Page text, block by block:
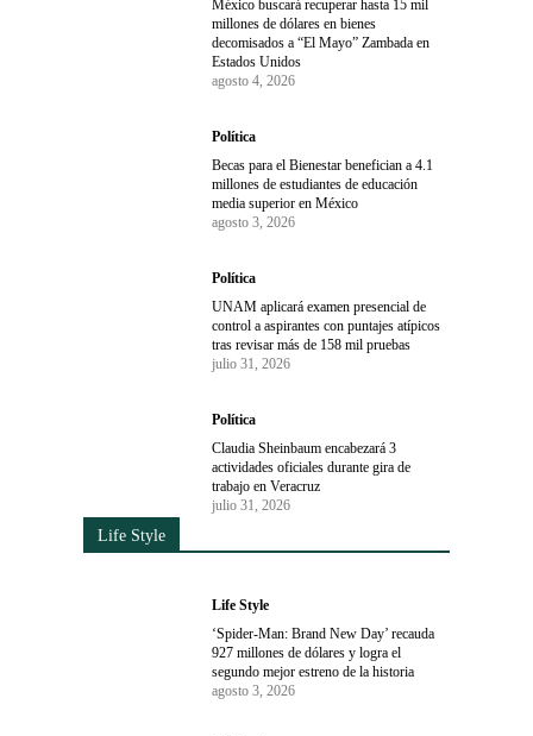
México buscará recuperar hasta 15 mil
millones de dólares en bienes
decomisados a “El Mayo” Zambada en
Estados Unidos
agosto 4, 2026
Política
Becas para el Bienestar benefician a 4.1
millones de estudiantes de educación
media superior en México
agosto 3, 2026
Política
UNAM aplicará examen presencial de
control a aspirantes con puntajes atípicos
tras revisar más de 158 mil pruebas
julio 31, 2026
Política
Claudia Sheinbaum encabezará 3
actividades oficiales durante gira de
trabajo en Veracruz
julio 31, 2026
Life Style
Life Style
‘Spider-Man: Brand New Day’ recauda
927 millones de dólares y logra el
segundo mejor estreno de la historia
agosto 3, 2026